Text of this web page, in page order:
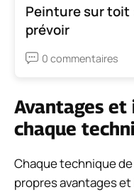
Peinture sur toit
prévoir
0 commentaires
Avantages et
chaque
Chaque technique
propres avantages